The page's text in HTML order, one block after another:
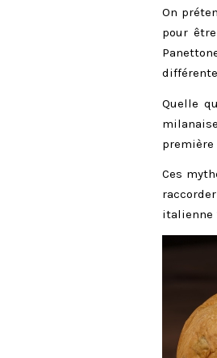
On
pour
Quelle
première
Ces
italienne